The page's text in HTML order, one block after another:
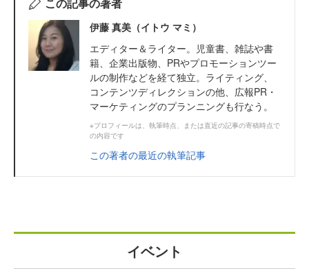
この記事の著者
伊藤 真美（イトウ マミ）
エディター＆ライター。児童書、雑誌や書
籍、企業出版物、PRやプロモーションツー
ルの制作などを経て独立。ライティング、
コンテンツディレクションの他、広報PR・
マーケティングのプランニングも行なう。
※プロフィールは、執筆時点、または直近の記事の寄稿時点で
の内容です
この著者の最近の執筆記事
イベント